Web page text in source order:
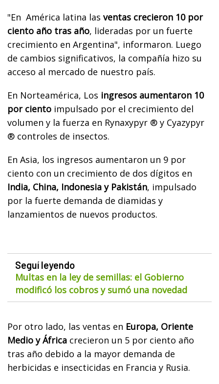
"En América latina las ventas crecieron 10 por
ciento año tras año, lideradas por un fuerte
crecimiento en Argentina", informaron. Luego
de cambios significativos, la compañía hizo su
acceso al mercado de nuestro país.
En Norteamérica, Los ingresos aumentaron 10
por ciento impulsado por el crecimiento del
volumen y la fuerza en Rynaxypyr ® y Cyazypyr
® controles de insectos.
En Asia, los ingresos aumentaron un 9 por
ciento con un crecimiento de dos dígitos en
India, China, Indonesia y Pakistán, impulsado
por la fuerte demanda de diamidas y
lanzamientos de nuevos productos.
Seguí leyendo
Multas en la ley de semillas: el Gobierno
modificó los cobros y sumó una novedad
Por otro lado, las ventas en Europa, Oriente
Medio y África crecieron un 5 por ciento año
tras año debido a la mayor demanda de
herbicidas e insecticidas en Francia y Rusia.